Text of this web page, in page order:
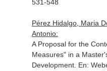
531-548
Pérez Hidalgo, Maria
Antonio:
A Proposal for the
Measures" in a
Development. En: